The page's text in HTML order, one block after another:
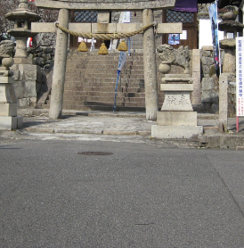
備北)
쿠(芸北)
마(宮島) 주변
치(山口)현 동부
1박 2일
2박 3일
빈고(備後)
비북(備北)
게이호쿠(芸北)
미야지마(宮島) 주변
야마구치(山口)현 동부
에히메(愛媛)현
시마네(島根)현
히로시마현내 매력을 동영상으로 소개!
자주 묻는 질문